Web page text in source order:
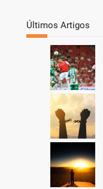
Últimos Artigos